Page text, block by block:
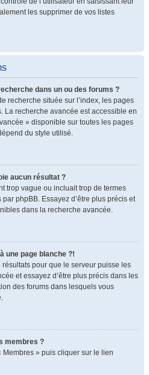
les supprimer de vos listes
dans un ou des forums ?
recherche située sur l’index, les pages
La recherche avancée est accessible en
» disponible sur toutes les pages
du style utilisé.
aucun résultat ?
trop vague ou incluait trop de termes
phpBB. Essayez d’être plus précis et
dans la recherche avancée.
une page blanche ?!
pour que le serveur puisse les
et essayez d’être plus précis dans les
des forums dans lesquels vous
membres ?
» puis cliquer sur le lien